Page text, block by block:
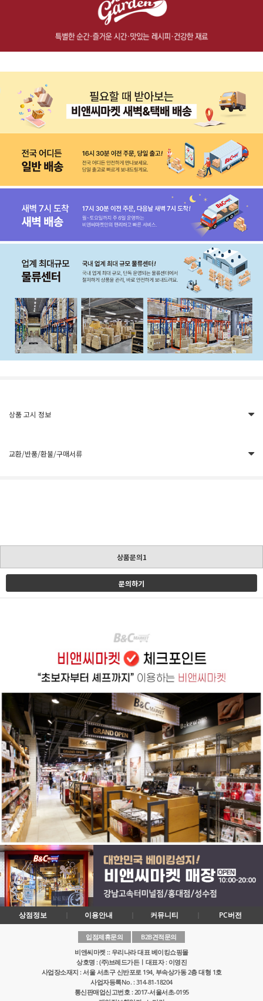
상품 고시 정보
교환/반품/환불/구매서류
상품문의1
문의하기
상점정보 이용안내 커뮤니티 PC버전
입점제휴문의
B2B견적문의
비앤씨마켓 :: 우리나라 대표 베이킹쇼핑몰
상호명 : (주)브레드가든ㅣ대표자 : 이영진
사업장소재지 : 서울 서초구 신반포로 194, 부속상가동 2층 대형 1호
사업자등록No. : 314-81-18204
통신판매업신고번호 : 2017-서울서초-0195